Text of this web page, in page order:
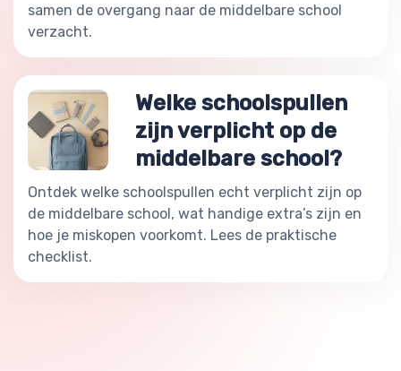
samen de overgang naar de middelbare school
verzacht.
Welke schoolspullen
zijn verplicht op de
middelbare school?
Ontdek welke schoolspullen echt verplicht zijn op
de middelbare school, wat handige extra’s zijn en
hoe je miskopen voorkomt. Lees de praktische
checklist.